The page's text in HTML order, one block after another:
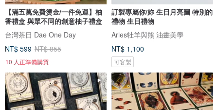
【滿五萬免費燙金/一件免運】柚
香禮盒 與眾不同的創意柚子禮盒
台灣茶日 Dae One Day
NT$ 599 NT$ 855
10 人正準備購買
訂製專屬你/妳 生日月亮圖 特別的
禮物 生日禮物
Aries牡羊與熊 油畫美學
NT$ 1,100
可客製